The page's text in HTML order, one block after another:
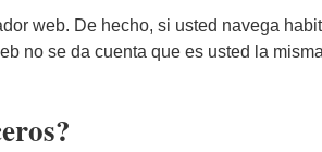
web. De hecho, si usted navega
no se da cuenta que es usted la